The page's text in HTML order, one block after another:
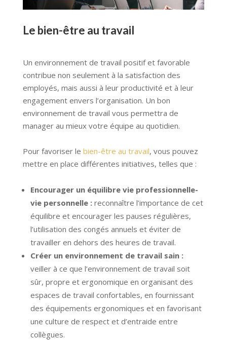
Le bien-être au travail
Un environnement de travail positif et favorable
contribue non seulement à la satisfaction des
employés, mais aussi à leur productivité et à leur
engagement envers l’organisation. Un bon
environnement de travail vous permettra de
manager au mieux votre équipe au quotidien.
Pour favoriser le bien-être au travail, vous pouvez
mettre en place différentes initiatives, telles que :
Encourager un équilibre vie professionnelle-
vie personnelle :reconnaître l’importance de cet
équilibre et encourager les pauses régulières,
l’utilisation des congés annuels et éviter de
travailler en dehors des heures de travail.
Créer un environnement de travail sain :
veiller à ce que l’environnement de travail soit
sûr, propre et ergonomique en organisant des
espaces de travail confortables, en fournissant
des équipements ergonomiques et en favorisant
une culture de respect et d’entraide entre
collègues.